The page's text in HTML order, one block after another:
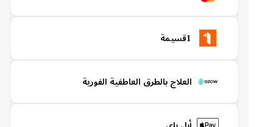
العلاج بالطرق العاطفية الفورية
أبل باي